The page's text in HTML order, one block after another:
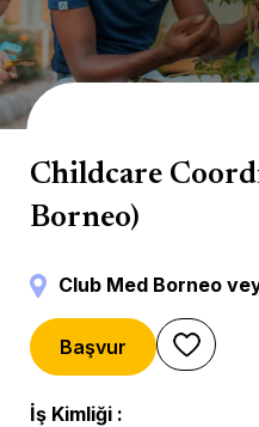
Mini Club
Childcare
Borneo)
Club Med Borneo
Başvur
İş Kimliği